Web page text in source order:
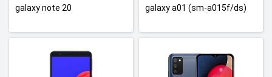
galaxy note 20 galaxy a01 (sm-a015f/ds)